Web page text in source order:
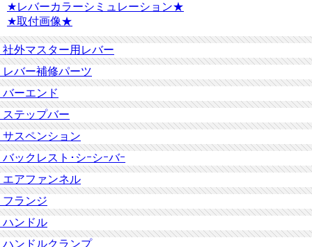
★レバーカラーシミュレーション★
★取付画像★
社外マスター用レバー
レバー補修パーツ
バーエンド
ステップバー
サスペンション
バックレスト･シｰシｰバｰ
エアファンネル
フランジ
ハンドル
ハンドルクランプ